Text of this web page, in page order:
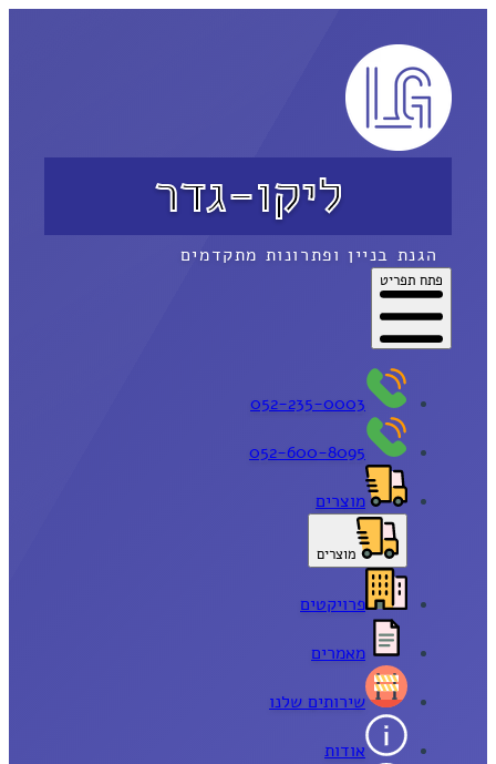
ליקו-גדר
הגנת בניין ופתרונות מתקדמים
פתח תפריט
052-235-0003
052-600-8095
מוצרים
מוצרים
פרויקטים
מאמרים
שירותים שלנו
אודות